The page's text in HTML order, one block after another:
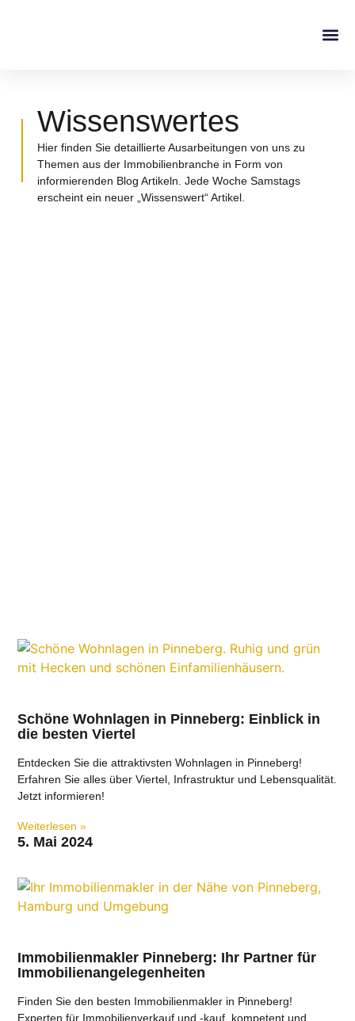
Wissenswertes
Hier finden Sie detaillierte Ausarbeitungen von uns zu
Themen aus der Immobilienbranche in Form von
informierenden Blog Artikeln. Jede Woche Samstags
erscheint ein neuer „Wissenswert“ Artikel.
Schöne Wohnlagen in Pinneberg: Einblick in
die besten Viertel
Entdecken Sie die attraktivsten Wohnlagen in Pinneberg!
Erfahren Sie alles über Viertel, Infrastruktur und Lebensqualität.
Jetzt informieren!
Weiterlesen »
5. Mai 2024
Immobilienmakler Pinneberg: Ihr Partner für
Immobilienangelegenheiten
Finden Sie den besten Immobilienmakler in Pinneberg!
Experten für Immobilienverkauf und -kauf, kompetent und